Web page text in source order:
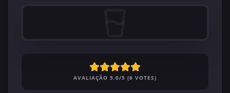
AVALIAÇÃO 5.0/5 (6 VOTES)